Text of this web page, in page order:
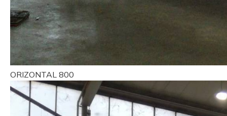
ORIZONTAL 800